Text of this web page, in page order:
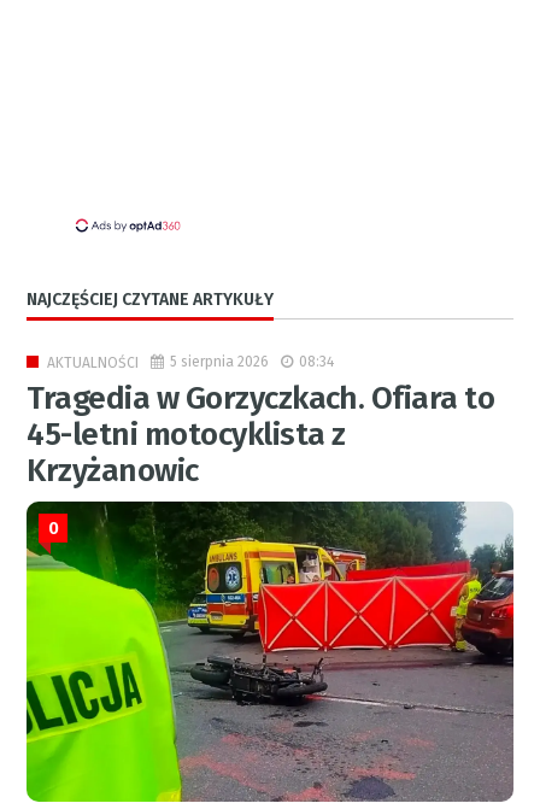
NAJCZĘŚCIEJ CZYTANE ARTYKUŁY
AKTUALNOŚCI 5 sierpnia 2026 08:34
Tragedia w Gorzyczkach. Ofiara to
45-letni motocyklista z
Krzyżanowic
0